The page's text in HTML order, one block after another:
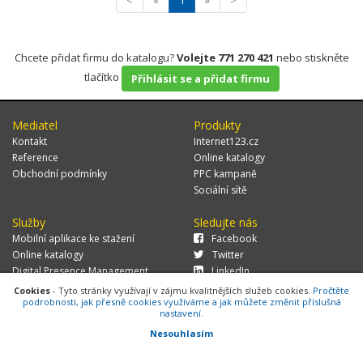
Chcete přidat firmu do katalogu?Volejte 771 270 421 nebo stiskněte
tlačítko
Přihlásit se a přidat firmu
Mediatel
Kontakt
Reference
Obchodní podmínky
Produkty
Internet123.cz
Online katalogy
PPC kampaně
Sociální sítě
Služby
Mobilní aplikace ke stažení
Online katalogy
Digital Presence Management
Více zákazníků
Sledujte nás
Facebook
Twitter
LinkedIn
© 2026 MEDIATEL CZ, s.r.o.,Za Potokem 46/4, 106 00 Praha 10, tel.:
Cookies - Tyto stránky využívají v zájmu kvalitnějších služeb cookies. Pročtěte
podrobnosti, jak přesně cookies využíváme a jak můžete změnit příslušná
nastavení.
Nesouhlasím